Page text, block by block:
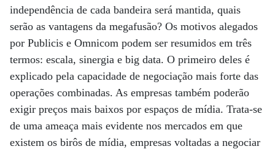
independência de cada bandeira será mantida, quais
serão as vantagens da megafusão? Os motivos alegados
por Publicis e Omnicom podem ser resumidos em três
termos: escala, sinergia e big data. O primeiro deles é
explicado pela capacidade de negociação mais forte das
operações combinadas. As empresas também poderão
exigir preços mais baixos por espaços de mídia. Trata-se
de uma ameaça mais evidente nos mercados em que
existem os birôs de mídia, empresas voltadas a negociar